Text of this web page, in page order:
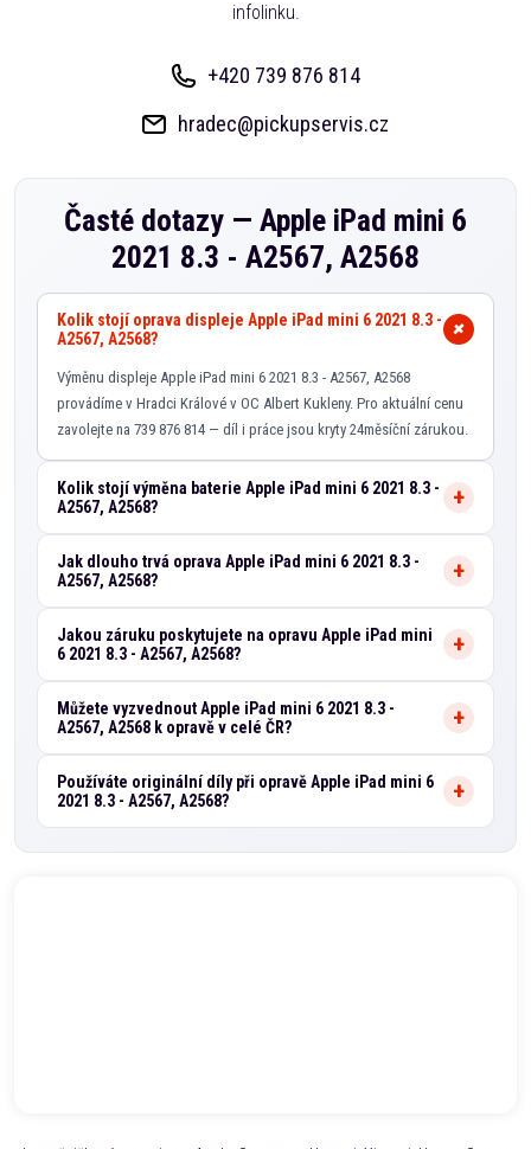
infolinku.
+420 739 876 814
hradec@pickupservis.cz
Časté dotazy — Apple iPad mini 6
2021 8.3 - A2567, A2568
Kolik stojí oprava displeje Apple iPad mini 6 2021 8.3 -
A2567, A2568?
Výměnu displeje Apple iPad mini 6 2021 8.3 - A2567, A2568
provádíme v Hradci Králové v OC Albert Kukleny. Pro aktuální cenu
zavolejte na 739 876 814 — díl i práce jsou kryty 24měsíční zárukou.
Kolik stojí výměna baterie Apple iPad mini 6 2021 8.3 -
A2567, A2568?
Jak dlouho trvá oprava Apple iPad mini 6 2021 8.3 -
A2567, A2568?
Jakou záruku poskytujete na opravu Apple iPad mini
6 2021 8.3 - A2567, A2568?
Můžete vyzvednout Apple iPad mini 6 2021 8.3 -
A2567, A2568 k opravě v celé ČR?
Používáte originální díly při opravě Apple iPad mini 6
2021 8.3 - A2567, A2568?